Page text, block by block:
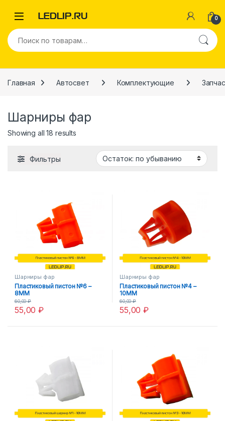
0
Искать:
Главная Автосвет Комплектующие
Шарниры фар
Showing all 18 results
Фильтры
Шарниры фар
Пластиковый пистон №6 –
8MM
55,00₽
60,00₽
Шарниры фар
Пластиковый пистон №4 –
10MM
55,00₽
60,00₽